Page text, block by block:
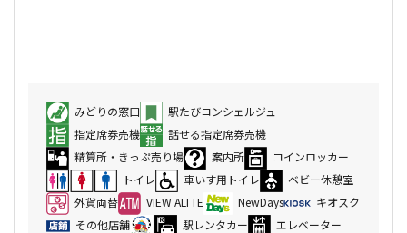
みどりの窓口
駅たびコンシェルジュ
指定席券売機
話せる指定席券売機
精算所・きっぷ売り場
案内所
コインロッカー
トイレ
車いす用トイレ
ベビー休憩室
外貨両替
VIEW ALTTE NewDays
キオスク
その他店舗
駅レンタカー
エレベーター